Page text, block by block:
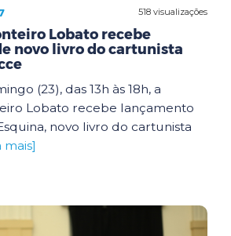
518 visualizações
Lobato recebe
novo livro do cartunista
(23), das 13h às 18h, a
Lobato recebe lançamento
novo livro do cartunista
mais]